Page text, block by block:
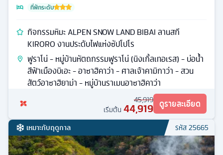
ที่พักระดับ
กิจกรรมหิมะ ALPEN SNOW LAND BIBAI ลานสกี
KIRORO งานประดับไฟแห่งซัปโปโร
ฟูราโน่ - หมู่บ้านหัตถกรรมฟูราโน่ (นิงเกิ้ลเทอเรส) - บ่อน้ำ
สีฟ้าเมืองบิเอะ - อาซาฮิคาว่า - ศาลเจ้าคามิกาว่า - สวน
สัตว์อาซาฮิยาม่า - หมู่บ้านราเมนอาซาฮิคาว่า
45,919
เริ่มต้น 44,919 ดูรายละเอียด
เหมาะกับฤดูกาล รหัส25665